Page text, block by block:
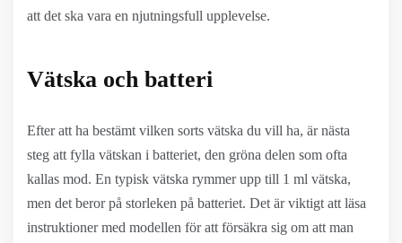
att det ska vara en njutningsfull upplevelse.
Vätska och batteri
Efter att ha bestämt vilken sorts vätska du vill ha, är nästa
steg att fylla vätskan i batteriet, den gröna delen som ofta
kallas mod. En typisk vätska rymmer upp till 1 ml vätska,
men det beror på storleken på batteriet. Det är viktigt att läsa
instruktioner med modellen för att försäkra sig om att man